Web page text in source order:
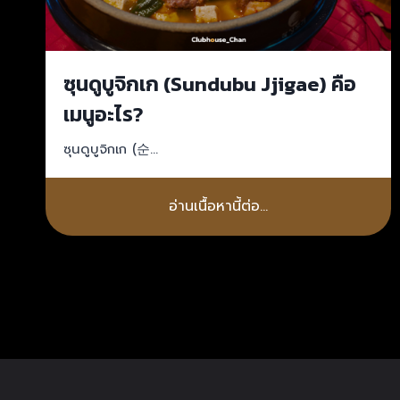
ซุนดูบูจิกเก (Sundubu Jjigae) คือ
เมนูอะไร?
ซุนดูบูจิกเก (순…
อ่านเนื้อหานี้ต่อ…